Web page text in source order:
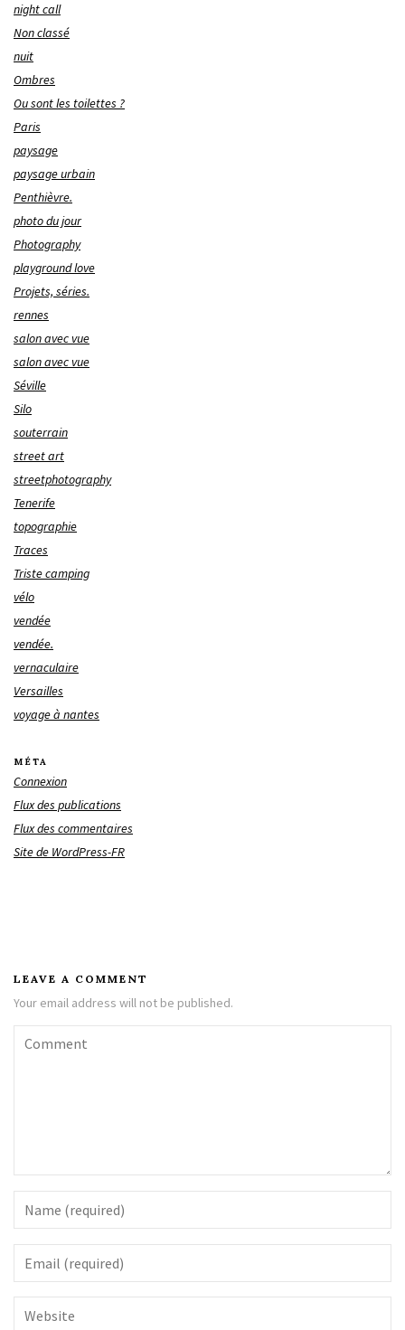
night call
Non classé
nuit
Ombres
Ou sont les toilettes ?
Paris
paysage
paysage urbain
Penthièvre.
photo du jour
Photography
playground love
Projets, séries.
rennes
salon avec vue
salon avec vue
Séville
Silo
souterrain
street art
streetphotography
Tenerife
topographie
Traces
Triste camping
vélo
vendée
vendée.
vernaculaire
Versailles
voyage à nantes
MÉTA
Connexion
Flux des publications
Flux des commentaires
Site de WordPress-FR
LEAVE A COMMENT
Your email address will not be published.